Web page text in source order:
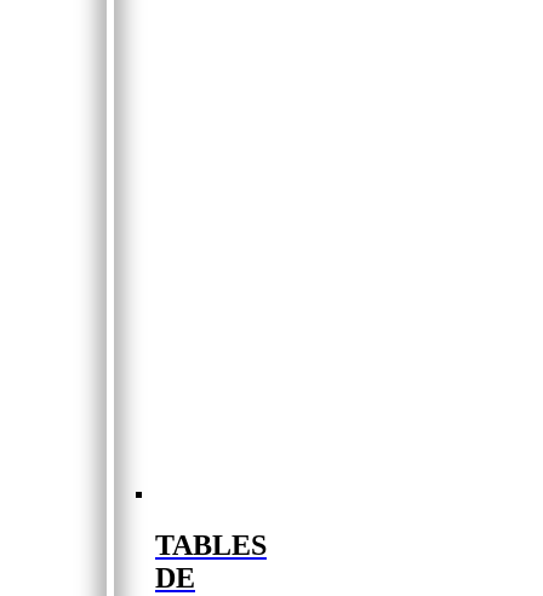
TABLES
DE